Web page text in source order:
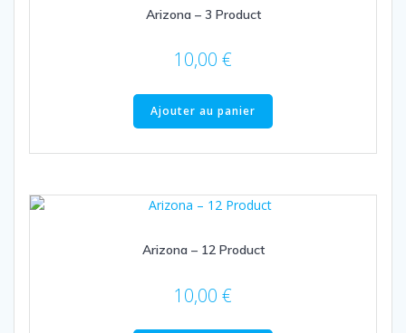
Arizona – 3 Product
10,00 €
Ajouter au panier
Arizona – 12 Product
10,00 €